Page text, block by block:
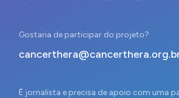
Gostaria de participar do projeto?
É jornalista e precisa de apoio com uma